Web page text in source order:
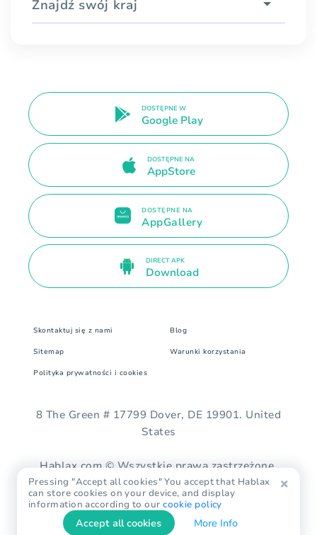
Znajdź swój kraj
DOSTĘPNE W
Google Play
DOSTĘPNE NA
AppStore
DOSTĘPNE NA
AppGallery
DIRECT APK
Download
Skontaktuj się z nami Blog
Sitemap Warunki korzystania
Polityka prywatności i cookies
8 The Green # 17799 Dover, DE 19901. United
States
Hablax.com © Wszystkie prawa zastrzeżone.
Pressing "Accept all cookies" You accept that Hablax
can store cookies on your device, and display
information according to ourcookie policy
Accept all cookies More Info